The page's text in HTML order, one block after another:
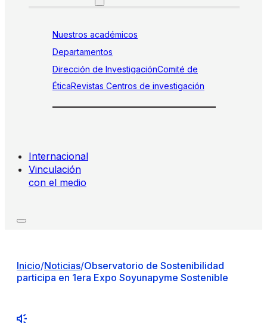
Nuestros académicos
Departamentos
Dirección de InvestigaciónComité de
ÉticaRevistas Centros de investigación
Internacional
Vinculación
con el medio
Inicio/Noticias/Observatorio de Sostenibilidad
participa en 1era Expo Soyunapyme Sostenible